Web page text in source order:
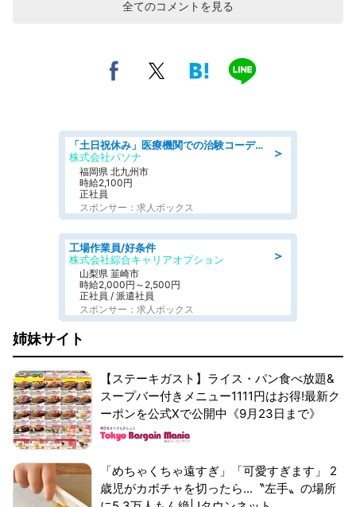
全てのコメントを見る
＞
「土日祝休み」医療機関での治験コーディネーターのお仕事/看護師
株式会社パソナ
福岡県 北九州市
時給2,100円
正社員
スポンサー：求人ボックス
＞
工場作業員/好条件
株式会社綜合キャリアオプション
山梨県 韮崎市
時給2,000円～2,500円
正社員 / 派遣社員
スポンサー：求人ボックス
姉妹サイト
【ステーキガスト】ライス・パン食べ放題&
スープバー付きメニュー1111円はお得!最新ク
ーポンを公式Xで公開中《9月23日まで》
「めちゃくちゃ遠すぎ」「可愛すぎます」 2
歳児がカボチャを切ったら...〝左手〟の場所